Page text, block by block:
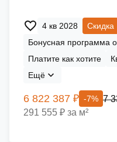
4 кв 2028 Скидка
Бонусная программа
Платите как хотите
Ещё
6 822 387 ₽ -7% 7
291 555 ₽ за м²